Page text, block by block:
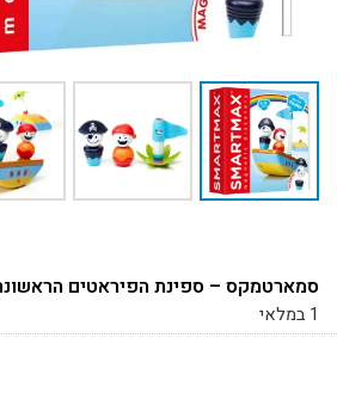
סמארטמקס – ספינת הפיראטים
1 במלאי